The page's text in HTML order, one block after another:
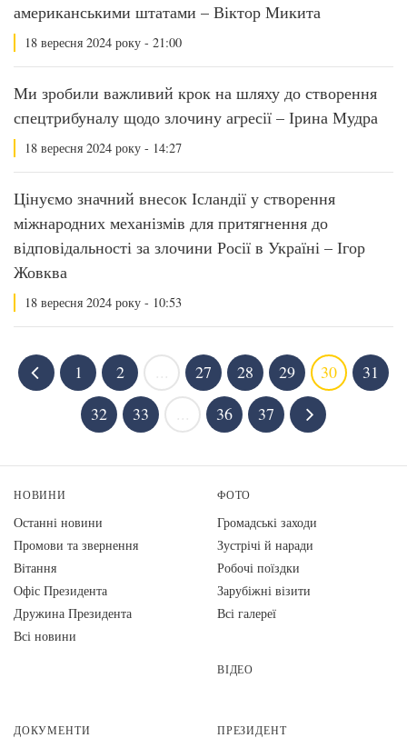
американськими штатами – Віктор Микита
18 вересня 2024 року - 21:00
Ми зробили важливий крок на шляху до створення
спецтрибуналу щодо злочину агресії – Ірина Мудра
18 вересня 2024 року - 14:27
Цінуємо значний внесок Ісландії у створення
міжнародних механізмів для притягнення до
відповідальності за злочини Росії в Україні – Ігор
Жовква
18 вересня 2024 року - 10:53
1 2 27 28 29 30
31
32
33 36 37
НОВИНИ
Останні новини
Промови та звернення
Вiтання
Офіс Президента
Дружина Президента
Всі новини
ФОТО
Громадські заходи
Зустрічі й наради
Робочі поїздки
Зарубіжні візити
Всі галереї
ВІДЕО
ДОКУМЕНТИ ПРЕЗИДЕНТ